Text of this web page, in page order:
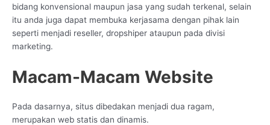
bidang konvensional maupun jasa yang sudah terkenal, selain
itu anda juga dapat membuka kerjasama dengan pihak lain
seperti menjadi reseller, dropshiper ataupun pada divisi
marketing.
Macam-Macam Website
Pada dasarnya, situs dibedakan menjadi dua ragam,
merupakan web statis dan dinamis.